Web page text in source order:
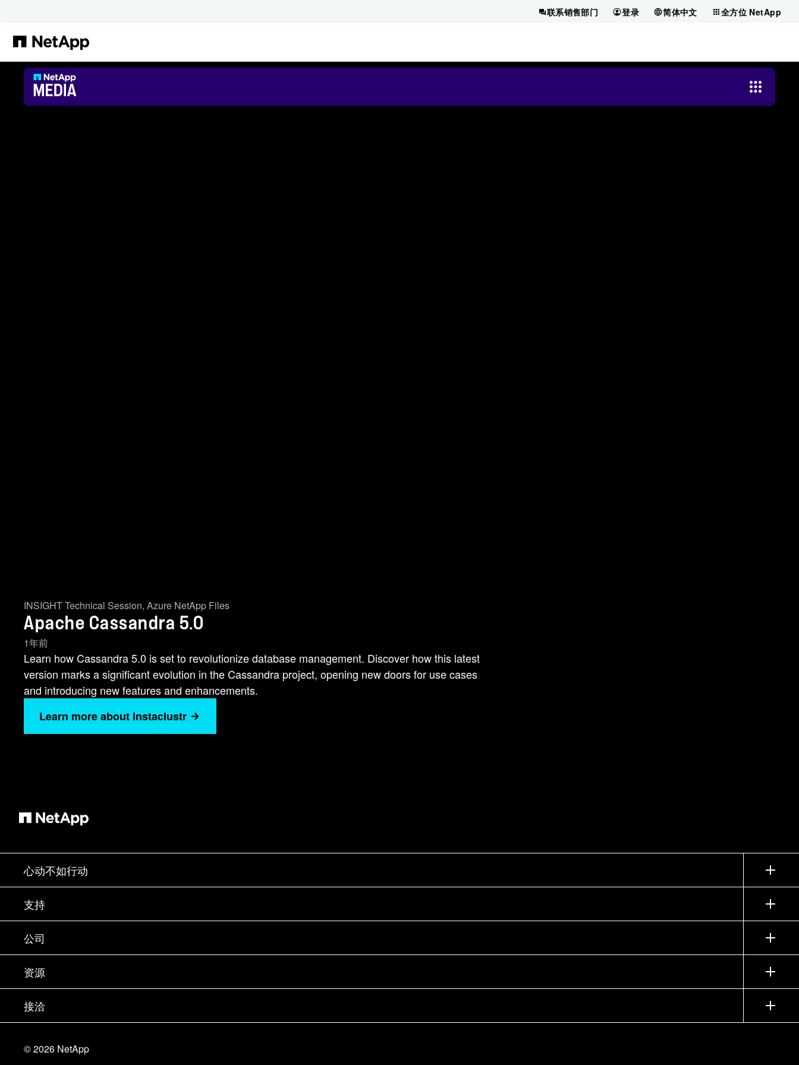
联系销售部门 登录 简体中文 全方位 NetApp
INSIGHT Technical Session, Azure NetApp Files
Apache Cassandra 5.0
1年前
Learn how Cassandra 5.0 is set to revolutionize database management. Discover how this latest
version marks a significant evolution in the Cassandra project, opening new doors for use cases
and introducing new features and enhancements.
Learn more about Instaclustr
心动不如行动
如何购买
联系销售部门
寻找合作伙伴
试用产品
贵宾体验中心
产品 A-Z
支持
支持
训练
文档中心
知识库
社区
公司
公司
合作伙伴
招聘
信任中心
资源
新闻中心
活动
博客
接洽
站点反馈
©2026 NetApp